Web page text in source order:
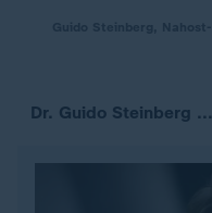
Dr. Guido Steinberg ...